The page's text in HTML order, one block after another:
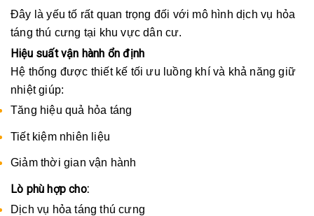
Đây là yếu tố rất quan trọng đối với mô hình dịch vụ hỏa
táng thú cưng tại khu vực dân cư.
Hiệu suất vận hành ổn định
Hệ thống được thiết kế tối ưu luồng khí và khả năng giữ
nhiệt giúp:
Tăng hiệu quả hỏa táng
Tiết kiệm nhiên liệu
Giảm thời gian vận hành
Lò phù hợp cho:
Dịch vụ hỏa táng thú cưng